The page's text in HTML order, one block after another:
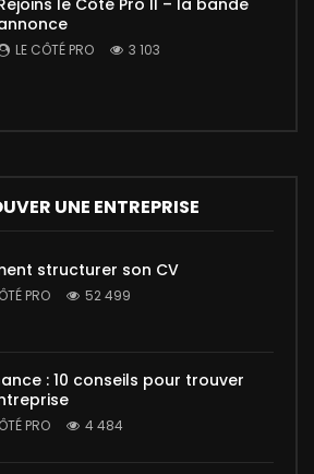
le Côté Pro II – la bande
LE CÔTÉ PRO 3 103
UNE ENTREPRISE
structurer son CV
PRO 52 499
: 10 conseils pour trouver
PRO 4 484